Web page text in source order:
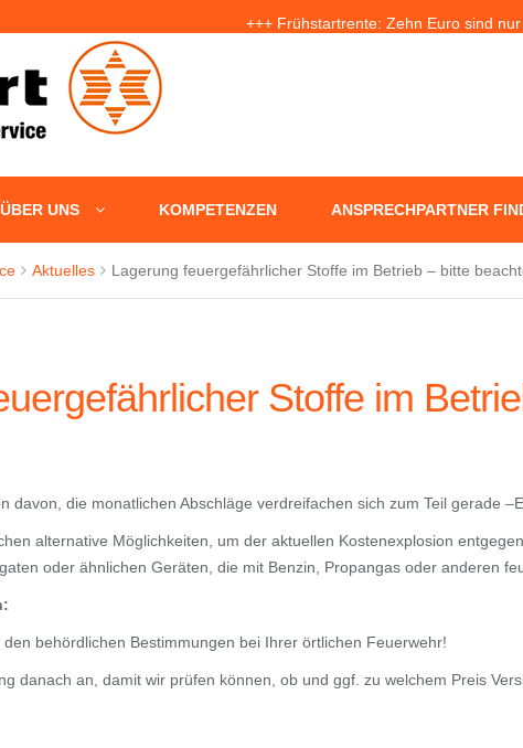
+++ Frühstartrente: Zehn Euro sind nur
+++ Fünf Jahre nach der Ahrtal-Flut: Warum
ÜBER UNS KOMPETENZEN ANSPRECHPARTNER
Aktuelles Lagerung feuergefährlicher Stoffe im Betrieb – bitte
Stoffe im
davon, die monatlichen Abschläge verdreifachen sich zum Teil gerade
alternative Möglichkeiten, um der aktuellen Kostenexplosion
oder ähnlichen Geräten, die mit Benzin, Propangas oder anderen
behördlichen Bestimmungen bei Ihrer örtlichen Feuerwehr!
danach an, damit wir prüfen können, ob und ggf. zu welchem Preis